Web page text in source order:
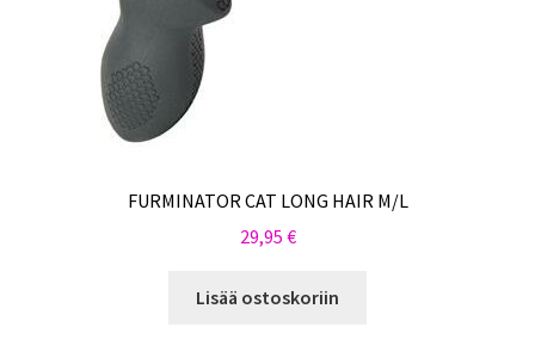
FURMINATOR CAT LONG HAIR M/L
29,95 €
Lisää ostoskoriin